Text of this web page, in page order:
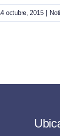
octubre, 2015